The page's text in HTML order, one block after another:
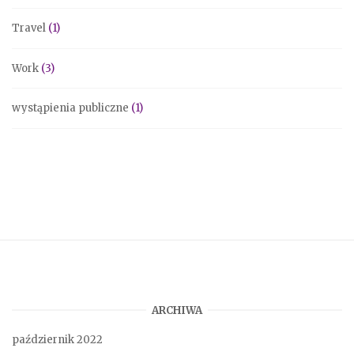
Travel (1)
Work (3)
wystąpienia publiczne (1)
ARCHIWA
październik 2022